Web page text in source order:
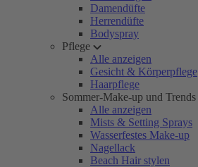
Damendüfte
Herrendüfte
Bodyspray
Pflege
Alle anzeigen
Gesicht & Körperpflege
Haarpflege
Sommer-Make-up und Trends
Alle anzeigen
Mists & Setting Sprays
Wasserfestes Make-up
Nagellack
Beach Hair stylen